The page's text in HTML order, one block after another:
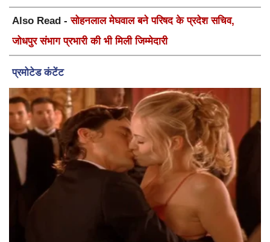
Also Read -सोहनलाल मेघवाल बने परिषद के प्रदेश सचिव,
जोधपुर संभाग प्रभारी की भी मिली जिम्मेदारी